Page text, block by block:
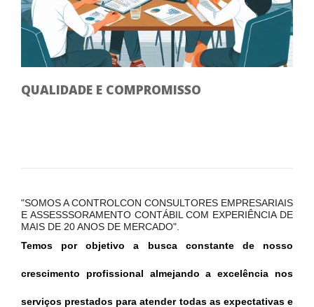
QUALIDADE E COMPROMISSO
"SOMOS A CONTROLCON CONSULTORES EMPRESARIAIS
E ASSESSSORAMENTO CONTÁBIL COM EXPERIÊNCIA DE
MAIS DE 20 ANOS DE MERCADO".
Temos por objetivo a busca constante de nosso
crescimento profissional almejando a excelência nos
serviços prestados para atender todas as expectativas e